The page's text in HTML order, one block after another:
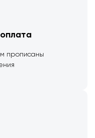
прописаны